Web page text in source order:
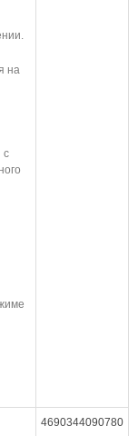
на
с
4690344090780